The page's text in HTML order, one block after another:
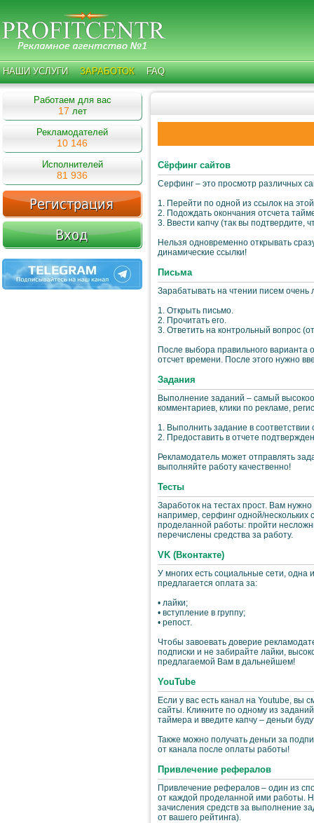
НАШИ УСЛУГИ ЗАРАБОТОК FAQ
Работаем для вас
17 лет
Рекламодателей
10 146
Исполнителей
81 936
Cёрфинг сайтов
Серфинг – это просмотр различных
1. Перейти по одной из ссылок на
2. Подождать окончания отсчета
3. Ввести капчу (так вы подтвердите,
Нельзя одновременно открывать
динамические ссылки!
Письма
Зарабатывать на чтении писем очень
1. Открыть письмо.
2. Прочитать его.
3. Ответить на контрольный вопрос
После выбора правильного варианта
отсчет времени. После этого нужно
Задания
Выполнение заданий – самый
комментариев, клики по рекламе,
1. Выполнить задание в
2. Предоставить в отчете
Рекламодатель может отправлять
выполняйте работу качественно!
Тесты
Заработок на тестах прост. Вам
например, серфинг одной/нескольких
проделанной работы: пройти
перечислены средства за работу.
VK (Вконтакте)
У многих есть социальные сети, одна
предлагается оплата за:
• лайки;
• вступление в группу;
• репост.
Чтобы завоевать доверие
подписки и не забирайте лайки,
предлагаемой Вам в дальнейшем!
YouTube
Если у вас есть канал на Youtube, вы
сайты. Кликните по одному из
таймера и введите капчу – деньги
Также можно получать деньги за
от канала после оплаты работы!
Привлечение рефералов
Привлечение рефералов – один из
от каждой проделанной ими работы.
зачисления средств за выполнение
от вашего рейтинга).